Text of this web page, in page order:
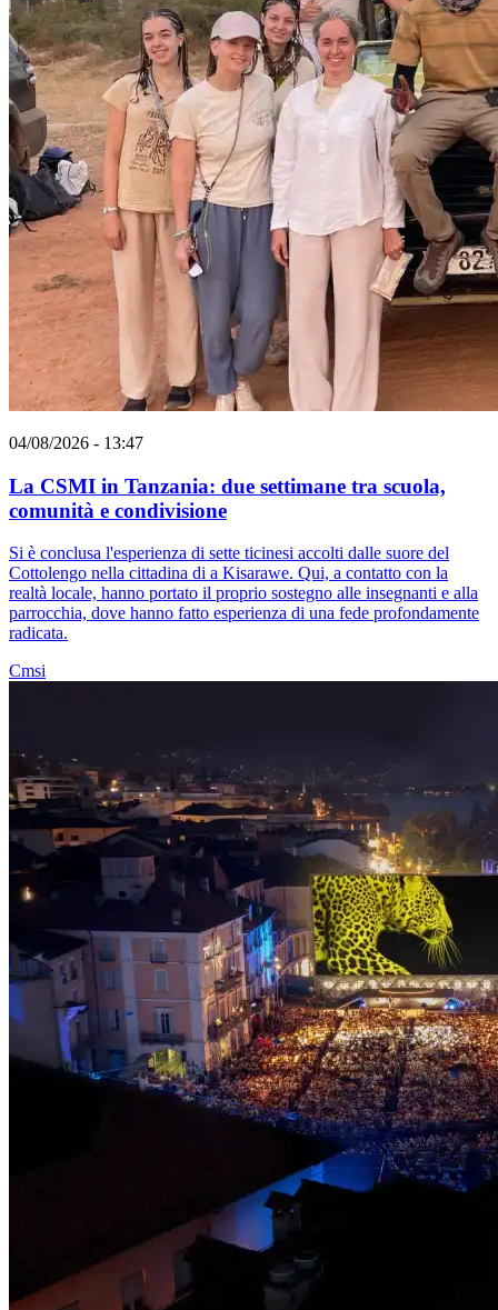
04/08/2026 - 13:47
La CSMI in Tanzania: due settimane tra scuola,
comunità e condivisione
Si è conclusa l'esperienza di sette ticinesi accolti dalle suore del
Cottolengo nella cittadina di a Kisarawe. Qui, a contatto con la
realtà locale, hanno portato il proprio sostegno alle insegnanti e alla
parrocchia, dove hanno fatto esperienza di una fede profondamente
radicata.
Cmsi